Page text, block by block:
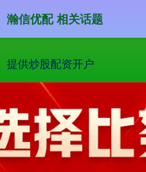
提供炒股配资开户
瀚信优配 相关话题